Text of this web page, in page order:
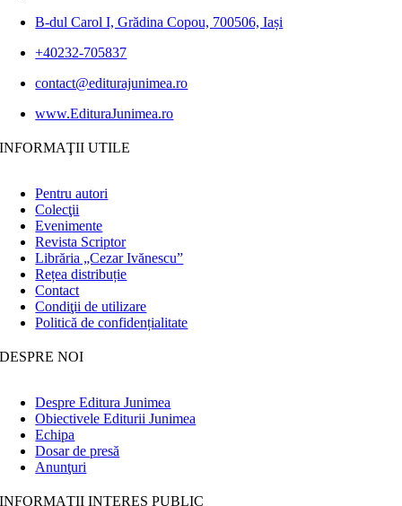
B-dul Carol I, Grădina Copou, 700506, Iași
+40232-705837
contact@editurajunimea.ro
www.EdituraJunimea.ro
INFORMAŢII UTILE
Pentru autori
Colecţii
Evenimente
Revista Scriptor
Librăria „Cezar Ivănescu”
Rețea distribuție
Contact
Condiţii de utilizare
Politică de confidențialitate
DESPRE NOI
Despre Editura Junimea
Obiectivele Editurii Junimea
Echipa
Dosar de presă
Anunţuri
INFORMAȚII INTERES PUBLIC